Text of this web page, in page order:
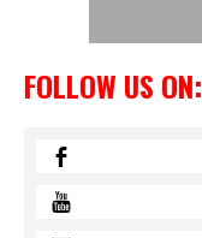
FOLLOW US ON: